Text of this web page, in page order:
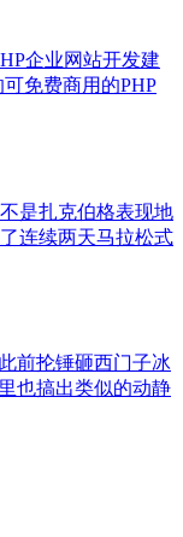
企业网站开发建
免费商用的PHP
是扎克伯格表现地
连续两天马拉松式
前抡锤砸西门子冰
也搞出类似的动静